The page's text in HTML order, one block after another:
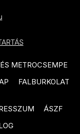
METROCSEMPE
FALBURKOLAT
ÁSZF